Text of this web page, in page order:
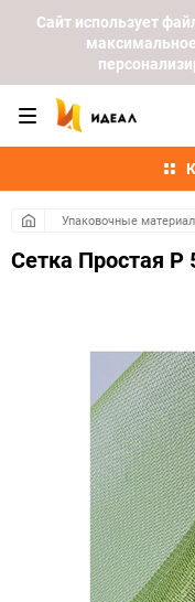
Cайт использует
Упаковочные
Сетка Простая